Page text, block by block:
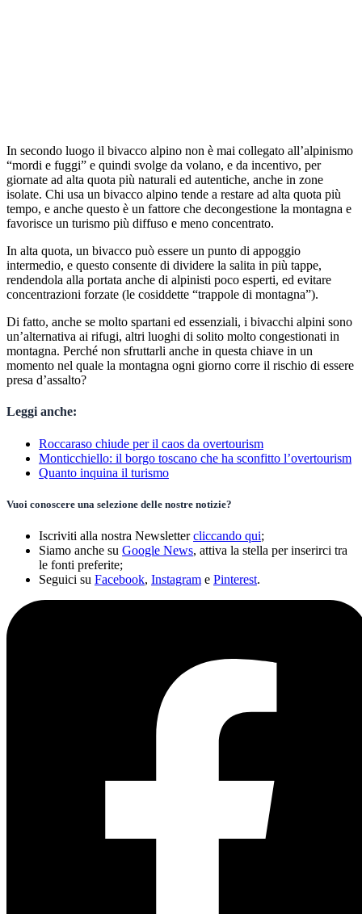
In secondo luogo il bivacco alpino non è mai collegato all’alpinismo
“mordi e fuggi” e quindi svolge da volano, e da incentivo, per
giornate ad alta quota più naturali ed autentiche, anche in zone
isolate. Chi usa un bivacco alpino tende a restare ad alta quota più
tempo, e anche questo è un fattore che decongestione la montagna e
favorisce un turismo più diffuso e meno concentrato.
In alta quota, un bivacco può essere un punto di appoggio
intermedio, e questo consente di dividere la salita in più tappe,
rendendola alla portata anche di alpinisti poco esperti, ed evitare
concentrazioni forzate (le cosiddette “trappole di montagna”).
Di fatto, anche se molto spartani ed essenziali, i bivacchi alpini sono
un’alternativa ai rifugi, altri luoghi di solito molto congestionati in
montagna. Perché non sfruttarli anche in questa chiave in un
momento nel quale la montagna ogni giorno corre il rischio di essere
presa d’assalto?
Leggi anche:
Roccaraso chiude per il caos da overtourism
Monticchiello: il borgo toscano che ha sconfitto l’overtourism
Quanto inquina il turismo
Vuoi conoscere una selezione delle nostre notizie?
Iscriviti alla nostra Newslettercliccando qui;
Siamo anche su Google News, attiva la stella per inserirci tra
le fonti preferite;
Seguici su Facebook, Instagram e Pinterest.